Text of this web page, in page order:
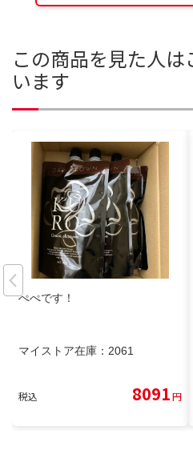
この商品を見た人
います
ぺぺです！
マイストア在庫： 2061
税込 8091円